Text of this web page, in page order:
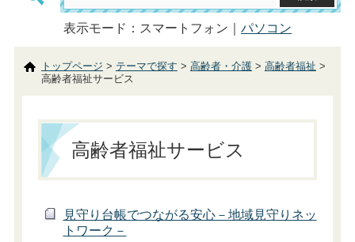
表示モード：スマートフォン｜ パソコン
トップページ > テーマで探す > 高齢者・介護> 高齢者福祉 >
高齢者福祉サービス
高齢者福祉サービス
見守り台帳でつながる安心－地域見守りネッ
トワーク－